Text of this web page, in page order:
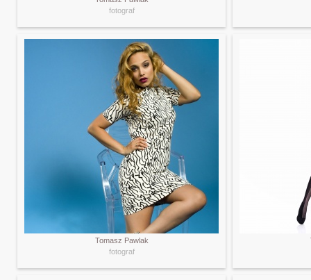
fotograf
Tomasz Pawlak
fotograf